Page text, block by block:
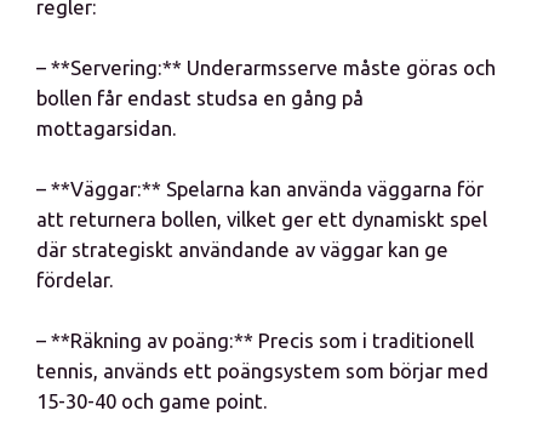
regler:
– **Servering:** Underarmsserve måste göras och
bollen får endast studsa en gång på
mottagarsidan.
– **Väggar:** Spelarna kan använda väggarna för
att returnera bollen, vilket ger ett dynamiskt spel
där strategiskt användande av väggar kan ge
fördelar.
– **Räkning av poäng:** Precis som i traditionell
tennis, används ett poängsystem som börjar med
15-30-40 och game point.